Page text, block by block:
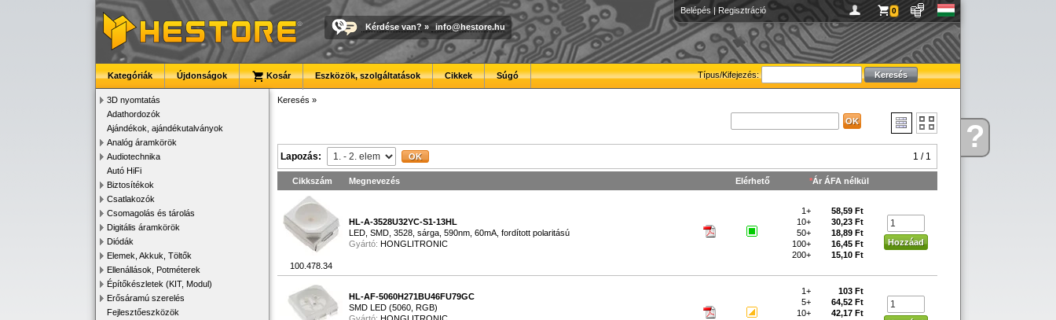
Kérdése
van
?
Belépés | Regisztráció 0
Kérdése van? » info@hestore.hu
Típus/Kifejezés:
Kategóriák Újdonságok Kosár Eszközök, szolgáltatások Cikkek Súgó
3D nyomtatás
Adathordozók
Ajándékok, ajándékutalványok
Analóg áramkörök
Audiotechnika
Autó HiFi
Biztosítékok
Csatlakozók
Csomagolás és tárolás
Digitális áramkörök
Diódák
Elemek, Akkuk, Töltők
Ellenállások, Potméterek
Építőkészletek (KIT, Modul)
Erősáramú szerelés
Fejlesztőeszközök
Keresés »
Lapozás: 1 / 1
Cikkszám Megnevezés Elérhető *Ár ÁFA nélkül
100.478.34
HL-A-3528U32YC-S1-13HL
LED, SMD, 3528, sárga, 590nm, 60mA, fordított polaritású
Gyártó: HONGLITRONIC
1+
58,59 Ft
10+
30,23 Ft
50+
18,89 Ft
100+
16,45 Ft
200+
15,10 Ft
HL-AF-5060H271BU46FU79GC
SMD LED (5060, RGB)
1+
103 Ft
5+
64,52 Ft
10+
42,17 Ft